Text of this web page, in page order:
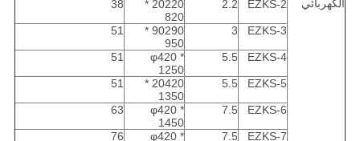
الكهربائي EZKS-2
2.2
20220 *
820
38
EZKS-3
3
90290 *
950
51
EZKS-4
5.5
φ420 *
1250
51
EZKS-5
5.5
20420 *
1350
51
EZKS-6
7.5
φ420 *
1450
63
EZKS-7
7.5
φ420 *
76